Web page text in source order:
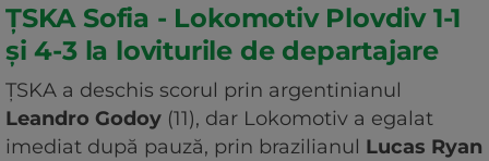
ȚSKA Sofia - Lokomotiv Plovdiv 1-1
și 4-3 la loviturile de departajare
ŢSKA a deschis scorul prin argentinianul
Leandro Godoy (11), dar Lokomotiv a egalat
imediat după pauză, prin brazilianul Lucas Ryan